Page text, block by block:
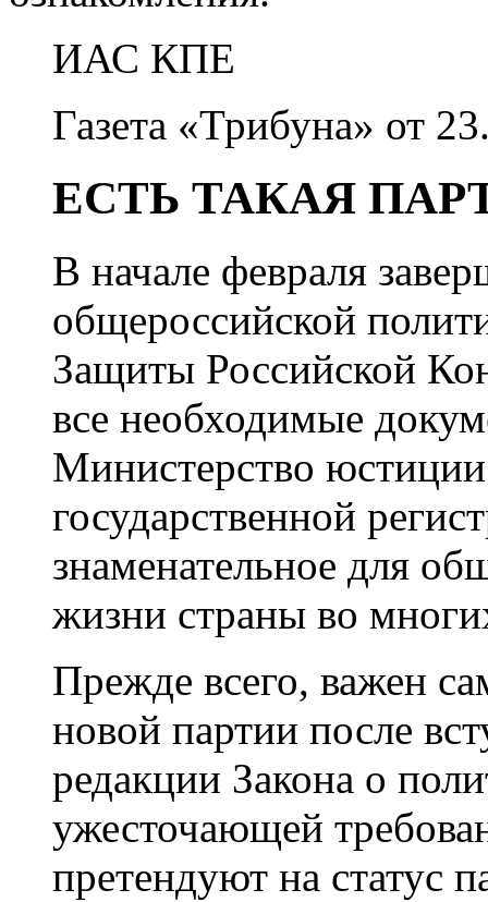
ИАС КПЕ
Газета «Трибуна» от
ЕСТЬ ТАКАЯ
В начале февраля
общероссийской
Защиты Российской
все необходимые
Министерство
государственной
знаменательное для
жизни страны во
Прежде всего, важен
новой партии после
редакции Закона о
ужесточающей
претендуют на